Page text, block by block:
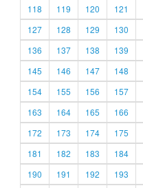
118
119 120 121
127
128 129 130
136
137 138 139
145
146 147 148
154
155 156 157
163
164 165 166
172
173 174 175
181
182 183 184
190
191 192 193